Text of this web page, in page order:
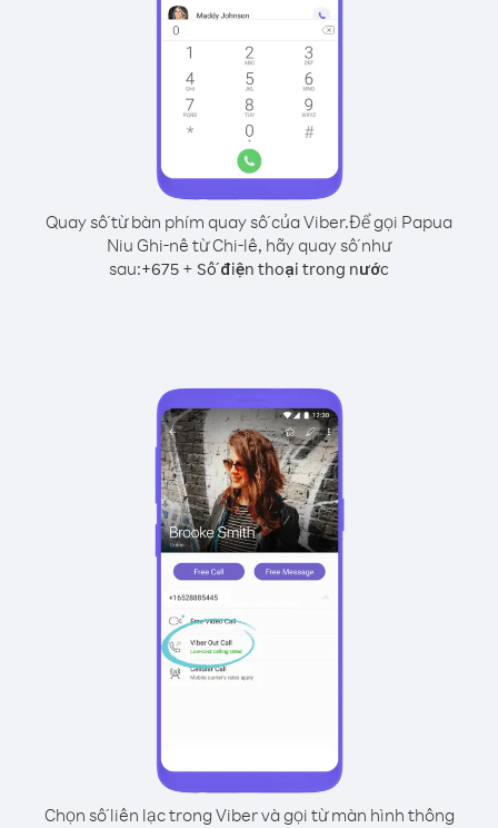
Quay số từ bàn phím quay số của Viber.Để gọi Papua
Niu Ghi-nê từ Chi-lê, hãy quay số như
sau:+675 + Số điện thoại trong nước
Chọn số liên lạc trong Viber và gọi từ màn hình thông